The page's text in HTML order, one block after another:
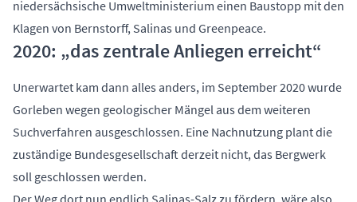
niedersächsische Umweltministerium einen Baustopp mit den
Klagen von Bernstorff, Salinas und Greenpeace.
2020: „das zentrale Anliegen erreicht“
Unerwartet kam dann alles anders, im September 2020 wurde
Gorleben wegen geologischer Mängel aus dem weiteren
Suchverfahren ausgeschlossen. Eine Nachnutzung plant die
zuständige Bundesgesellschaft derzeit nicht, das Bergwerk
soll geschlossen werden.
Der Weg dort nun endlich Salinas-Salz zu fördern, wäre also